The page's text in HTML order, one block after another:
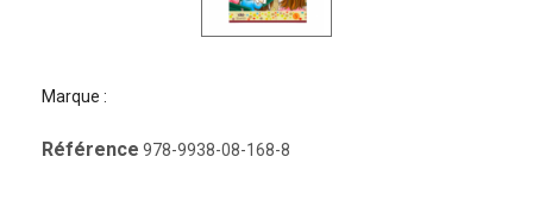
Marque :
Référence 978-9938-08-168-8